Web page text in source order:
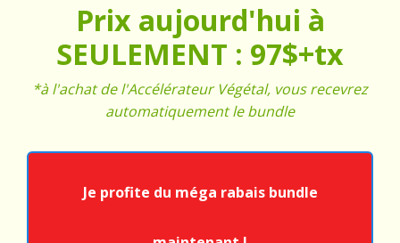
Prix aujourd'hui à
SEULEMENT : 97$+tx
*à l'achat de l'Accélérateur Végétal, vous recevrez
automatiquement le bundle
Je profite du méga rabais bundle